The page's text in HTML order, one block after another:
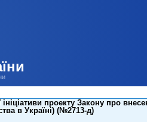
проекту Закону про
в Україні) (№2713-д)